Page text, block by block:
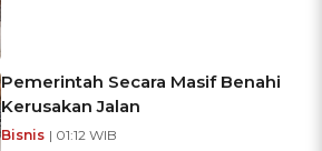
Pemerintah Secara Masif Benahi
Kerusakan Jalan
Bisnis | 01:12 WIB